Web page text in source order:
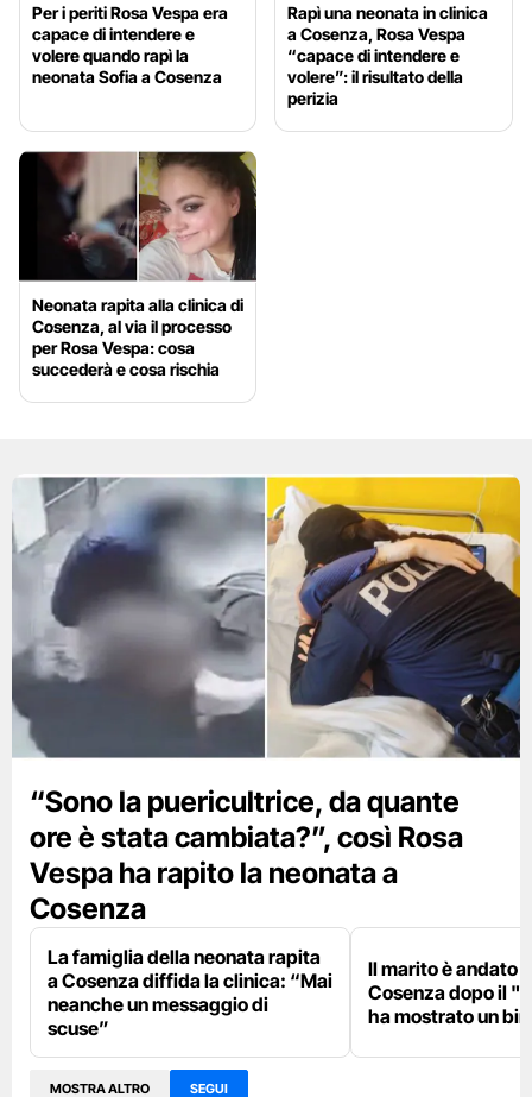
Per i periti Rosa Vespa era
capace di intendere e
volere quando rapì la
neonata Sofia a Cosenza
Rapì una neonata in clinica
a Cosenza, Rosa Vespa
“capace di intendere e
volere”: il risultato della
perizia
Neonata rapita alla clinica di
Cosenza, al via il processo
per Rosa Vespa: cosa
succederà e cosa rischia
“Sono la puericultrice, da quante
ore è stata cambiata?”, così Rosa
Vespa ha rapito la neonata a
Cosenza
La famiglia della neonata rapita
a Cosenza diffida la clinica: “Mai
neanche un messaggio di
scuse”
Il marito è andato
Cosenza dopo il
ha mostrato un
MOSTRA ALTRO SEGUI